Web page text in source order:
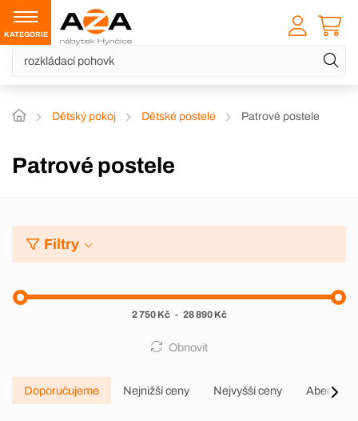
KATEGORIE
Dětský pokoj Dětské postele Patrové postele
Patrové postele
Filtry
2 750 Kč - 28 890 Kč
Obnovit
Doporučujeme Nejnižší ceny Nejvyšší ceny Abecedně